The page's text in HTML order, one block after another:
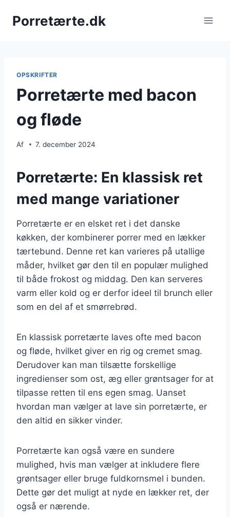
Porretærte.dk
OPSKRIFTER
Porretærte med bacon
og fløde
Af 7. december 2024
Porretærte: En klassisk ret
med mange variationer
Porretærte er en elsket ret i det danske
køkken, der kombinerer porrer med en lækker
tærtebund. Denne ret kan varieres på utallige
måder, hvilket gør den til en populær mulighed
til både frokost og middag. Den kan serveres
varm eller kold og er derfor ideel til brunch eller
som en del af et smørrebrød.
En klassisk porretærte laves ofte med bacon
og fløde, hvilket giver en rig og cremet smag.
Derudover kan man tilsætte forskellige
ingredienser som ost, æg eller grøntsager for at
tilpasse retten til ens egen smag. Uanset
hvordan man vælger at lave sin porretærte, er
den altid en sikker vinder.
Porretærte kan også være en sundere
mulighed, hvis man vælger at inkludere flere
grøntsager eller bruge fuldkornsmel i bunden.
Dette gør det muligt at nyde en lækker ret, der
også er nærende.